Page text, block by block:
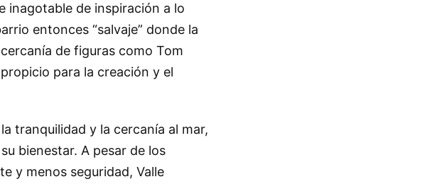
inagotable de inspiración a lo
entonces “salvaje” donde la
de figuras como Tom
para la creación y el
tranquilidad y la cercanía al mar,
bienestar. A pesar de los
y menos seguridad, Valle